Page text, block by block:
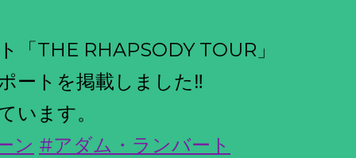
「THE RHAPSODY TOUR」
ートを掲載しました‼️
います。
ン #アダム・ランバート